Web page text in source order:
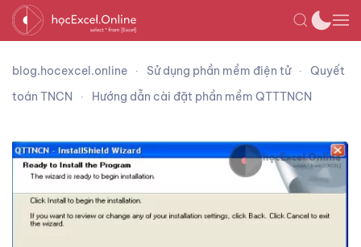
blog.hocexcel.online Sử dụng phần mềm điện tử
Quyết
toán TNCN
Hướng dẫn cài đặt phần mềm QTTTNCN